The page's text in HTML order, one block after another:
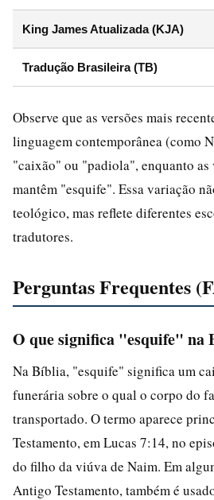
King James Atualizada (KJA)
Tradução Brasileira (TB)
Observe que as versões mais
linguagem contemporânea (como
"caixão" ou "padiola", enquanto as
mantêm "esquife". Essa variação
teológico, mas reflete diferentes
tradutores.
Perguntas Frequentes
O que significa "esquife" na
Na Bíblia, "esquife" significa um
funerária sobre o qual o corpo do
transportado. O termo aparece
Testamento, em Lucas 7:14, no
do filho da viúva de Naim. Em
Antigo Testamento, também é